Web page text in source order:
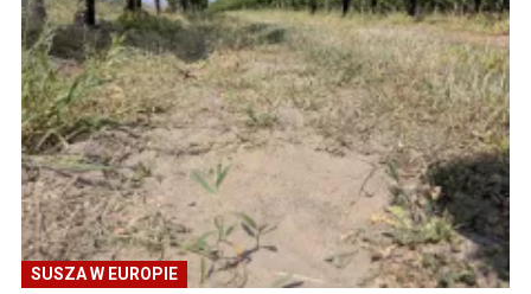
SUSZA W EUROPIE